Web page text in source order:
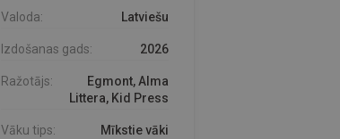
Valoda: Latviešu
Izdošanas gads: 2026
Ražotājs:
Egmont, Alma
Littera, Kid Press
Vāku tips: Mīkstie vāki